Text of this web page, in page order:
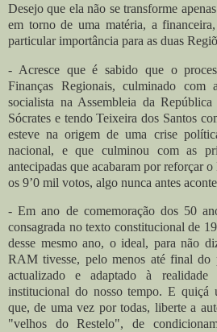
Desejo que ela não se transforme
em torno de uma matéria, a
particular importância para as duas
- Acresce que é sabido que o
Finanças Regionais, culminado com
socialista na Assembleia da
Sócrates e tendo Teixeira dos Santos
esteve na origem de uma crise
nacional, e que culminou com as
antecipadas que acabaram por reforçar
os 9’0 mil votos, algo nunca antes
- Em ano de comemoração dos 50
consagrada no texto constitucional de
desse mesmo ano, o ideal, para não
RAM tivesse, pelo menos até final do
actualizado e adaptado à
institucional do nosso tempo. E quiçá
que, de uma vez por todas, liberte a
"velhos do Restelo", de